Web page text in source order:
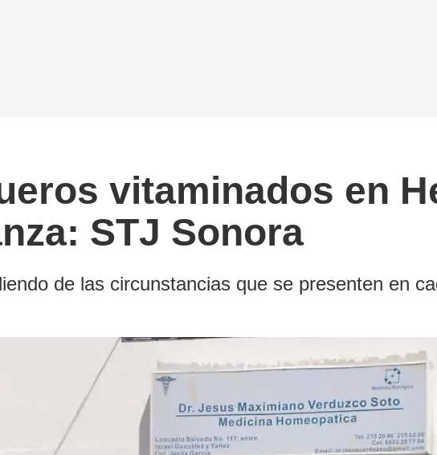
vitaminados en
STJ Sonora
de las circunstancias que se presenten en